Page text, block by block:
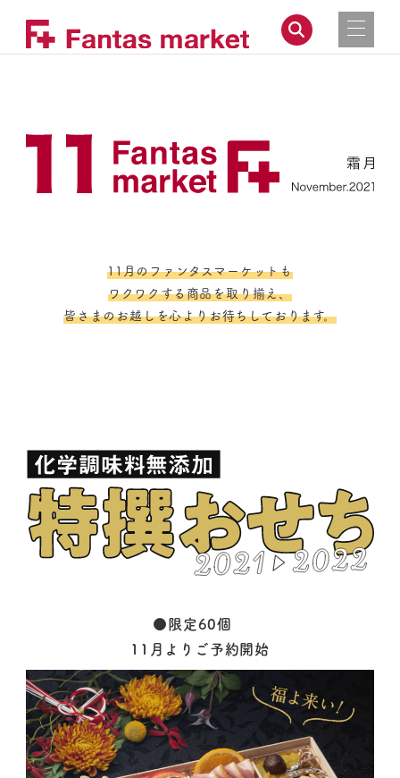
11月のファンタスマーケットも
ワクワクする商品を取り揃え、
皆さまのお越しを心よりお待ちしております。
●限定60個
11月よりご予約開始